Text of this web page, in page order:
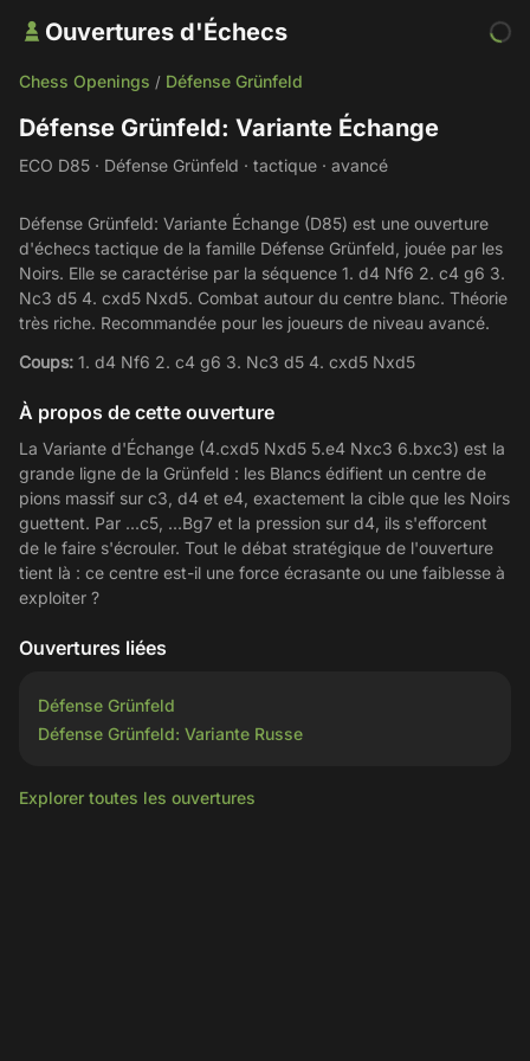
Ouvertures d'Échecs
Chess Openings / Défense Grünfeld
Défense Grünfeld: Variante Échange
ECO D85 · Défense Grünfeld · tactique · avancé
Défense Grünfeld: Variante Échange (D85) est une ouverture
d'échecs tactique de la famille Défense Grünfeld, jouée par les
Noirs. Elle se caractérise par la séquence 1. d4 Nf6 2. c4 g6 3.
Nc3 d5 4. cxd5 Nxd5. Combat autour du centre blanc. Théorie
très riche. Recommandée pour les joueurs de niveau avancé.
Coups: 1. d4 Nf6 2. c4 g6 3. Nc3 d5 4. cxd5 Nxd5
À propos de cette ouverture
La Variante d'Échange (4.cxd5 Nxd5 5.e4 Nxc3 6.bxc3) est la
grande ligne de la Grünfeld : les Blancs édifient un centre de
pions massif sur c3, d4 et e4, exactement la cible que les Noirs
guettent. Par ...c5, ...Bg7 et la pression sur d4, ils s'efforcent
de le faire s'écrouler. Tout le débat stratégique de l'ouverture
tient là : ce centre est-il une force écrasante ou une faiblesse à
exploiter ?
Ouvertures liées
Défense Grünfeld
Défense Grünfeld: Variante Russe
Explorer toutes les ouvertures